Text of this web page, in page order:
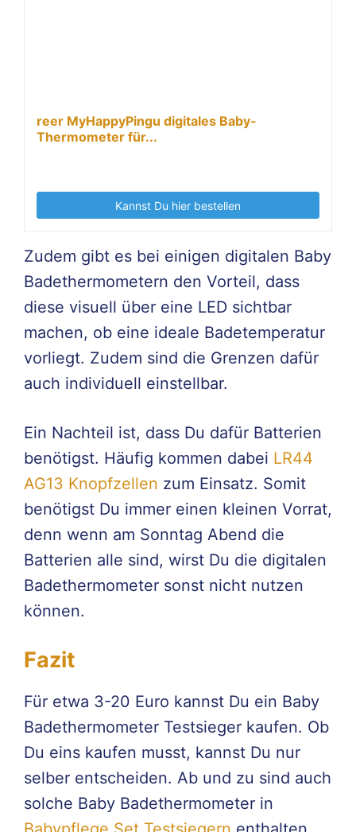
reer MyHappyPingu digitales Baby-
Thermometer für...
Kannst Du hier bestellen
Zudem gibt es bei einigen digitalen Baby
Badethermometern den Vorteil, dass
diese visuell über eine LED sichtbar
machen, ob eine ideale Badetemperatur
vorliegt. Zudem sind die Grenzen dafür
auch individuell einstellbar.
Ein Nachteil ist, dass Du dafür Batterien
benötigst. Häufig kommen dabei LR44
AG13 Knopfzellen zum Einsatz. Somit
benötigst Du immer einen kleinen Vorrat,
denn wenn am Sonntag Abend die
Batterien alle sind, wirst Du die digitalen
Badethermometer sonst nicht nutzen
können.
Fazit
Für etwa 3-20 Euro kannst Du ein Baby
Badethermometer Testsieger kaufen. Ob
Du eins kaufen musst, kannst Du nur
selber entscheiden. Ab und zu sind auch
solche Baby Badethermometer in